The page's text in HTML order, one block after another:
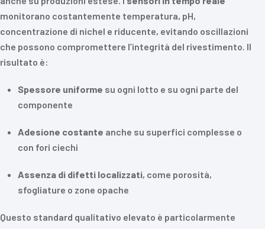
monitorano costantemente temperatura, pH,
concentrazione di nichel e riducente, evitando oscillazioni
che possono compromettere l’integrità del rivestimento. Il
risultato è:
Spessore uniforme su ogni lotto e su ogni parte del
componente
Adesione costante anche su superfici complesse o
con fori ciechi
Assenza di difetti localizzati, come porosità,
sfogliature o zone opache
Questo standard qualitativo elevato è particolarmente